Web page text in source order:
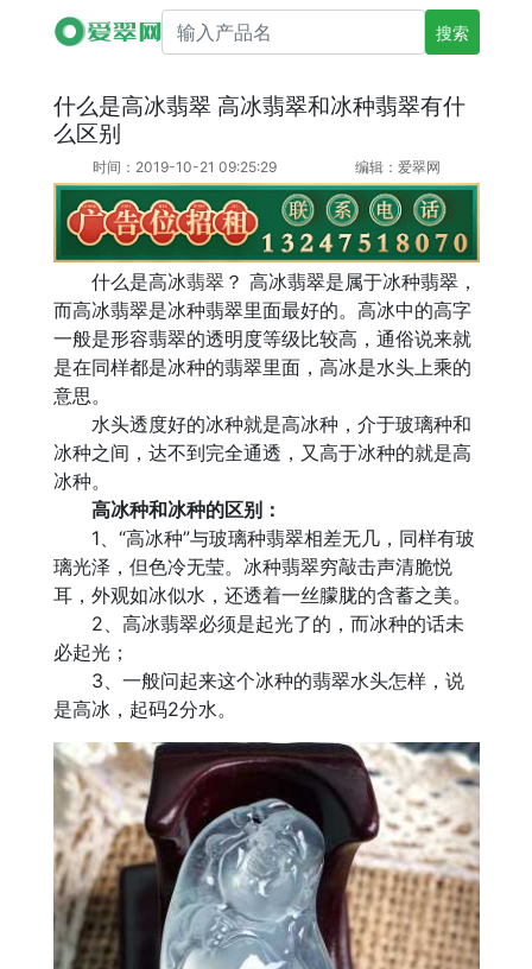
搜索产品名
什么是高冰翡翠 高冰翡翠和冰种翡翠有什
么区别
时间：2019-10-21 09:25:29 编辑：爱翠网
什么是高冰翡翠？ 高冰翡翠是属于冰种翡翠，
而高冰翡翠是冰种翡翠里面最好的。高冰中的高字
一般是形容翡翠的透明度等级比较高，通俗说来就
是在同样都是冰种的翡翠里面，高冰是水头上乘的
意思。
水头透度好的冰种就是高冰种，介于玻璃种和
冰种之间，达不到完全通透，又高于冰种的就是高
冰种。
高冰种和冰种的区别：
1、“高冰种”与玻璃种翡翠相差无几，同样有玻
璃光泽，但色冷无莹。冰种翡翠穷敲击声清脆悦
耳，外观如冰似水，还透着一丝朦胧的含蓄之美。
2、高冰翡翠必须是起光了的，而冰种的话未
必起光；
3、一般问起来这个冰种的翡翠水头怎样，说
是高冰，起码2分水。